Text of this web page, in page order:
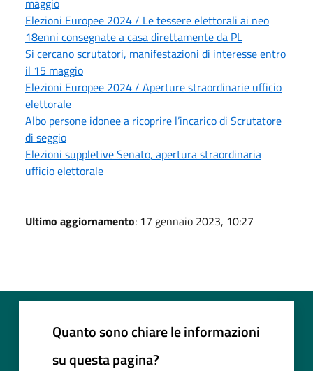
Elezioni Europee 2024 / Le tessere elettorali ai neo
18enni consegnate a casa direttamente da PL
Si cercano scrutatori, manifestazioni di interesse entro
il 15 maggio
Elezioni Europee 2024 / Aperture straordinarie ufficio
elettorale
Albo persone idonee a ricoprire l’incarico di Scrutatore
di seggio
Elezioni suppletive Senato, apertura straordinaria
ufficio elettorale
Ultimo aggiornamento: 17 gennaio 2023, 10:27
Quanto sono chiare le informazioni
su questa pagina?